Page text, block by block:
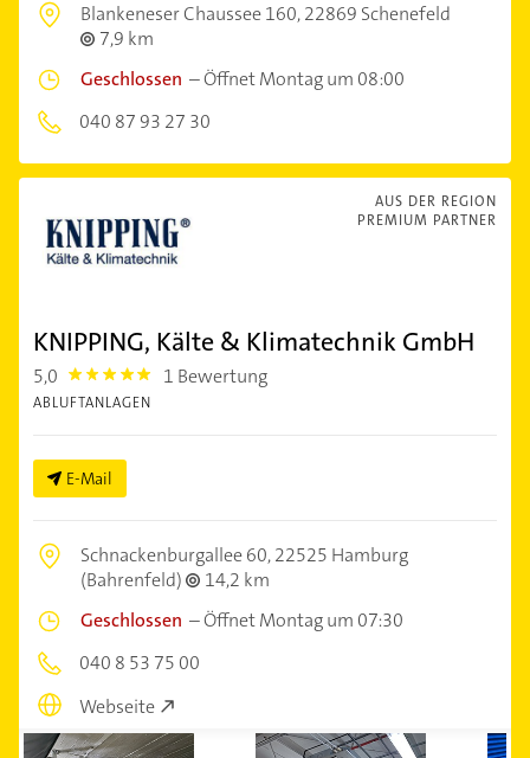
Blankeneser Chaussee 160,22869 Schenefeld
7,9 km
Geschlossen –Öffnet Montag um 08:00
040 87 93 27 30
AUS DER REGION
PREMIUM PARTNER
KNIPPING, Kälte & Klimatechnik GmbH
5,0 5.0 1 Bewertung
ABLUFTANLAGEN
E-Mail
Schnackenburgallee 60,22525 Hamburg
(Bahrenfeld)
14,2 km
Geschlossen –Öffnet Montag um 07:30
040 8 53 75 00
Webseite